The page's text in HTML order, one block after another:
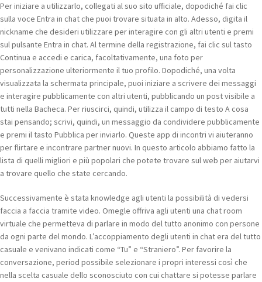
Per iniziare a utilizzarlo, collegati al suo sito ufficiale, dopodiché fai clic
sulla voce Entra in chat che puoi trovare situata in alto. Adesso, digita il
nickname che desideri utilizzare per interagire con gli altri utenti e premi
sul pulsante Entra in chat. Al termine della registrazione, fai clic sul tasto
Continua e accedi e carica, facoltativamente, una foto per
personalizzazione ulteriormente il tuo profilo. Dopodiché, una volta
visualizzata la schermata principale, puoi iniziare a scrivere dei messaggi
e interagire pubblicamente con altri utenti, pubblicando un post visibile a
tutti nella Bacheca. Per riuscirci, quindi, utilizza il campo di testo A cosa
stai pensando; scrivi, quindi, un messaggio da condividere pubblicamente
e premi il tasto Pubblica per inviarlo. Queste app di incontri vi aiuteranno
per flirtare e incontrare partner nuovi. In questo articolo abbiamo fatto la
lista di quelli migliori e più popolari che potete trovare sul web per aiutarvi
a trovare quello che state cercando.
Successivamente è stata knowledge agli utenti la possibilità di vedersi
faccia a faccia tramite video. Omegle offriva agli utenti una chat room
virtuale che permetteva di parlare in modo del tutto anonimo con persone
da ogni parte del mondo. L’accoppiamento degli utenti in chat era del tutto
casuale e venivano indicati come “Tu” e “Straniero”. Per favorire la
conversazione, period possibile selezionare i propri interessi così che
nella scelta casuale dello sconosciuto con cui chattare si potesse parlare